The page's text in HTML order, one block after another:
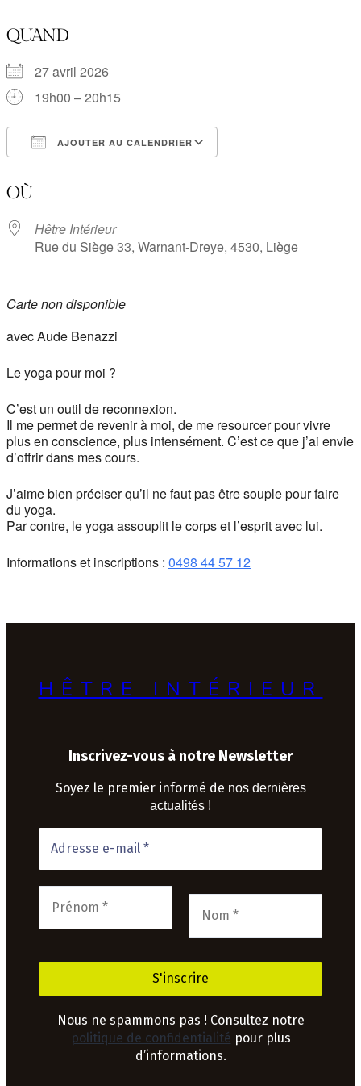
QUAND
27 avril 2026
19h00 – 20h15
AJOUTER AU CALENDRIER
OÙ
Hêtre Intérieur
Rue du Siège 33, Warnant-Dreye, 4530, Liège
Carte non disponible
avec Aude Benazzi
Le yoga pour moi ?
C’est un outil de reconnexion.
Il me permet de revenir à moi, de me resourcer pour vivre
plus en conscience, plus intensément. C’est ce que j’ai envie
d’offrir dans mes cours.
J’aime bien préciser qu’il ne faut pas être souple pour faire
du yoga.
Par contre, le yoga assouplit le corps et l’esprit avec lui.
Informations et inscriptions : 0498 44 57 12
HÊTRE INTÉRIEUR
Inscrivez-vous à notre Newsletter
Soyez le premier informé de nos dernières
actualités !
Nous ne spammons pas ! Consultez notre
politique de confidentialité pour plus
d’informations.